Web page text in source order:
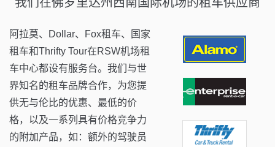
阿拉莫、Dollar、Fox租车、国家
租车和Thrifty Tour在RSW机场租
车中心都设有服务台。我们与世
界知名的租车品牌合作，为您提
供无与伦比的优惠、最低的价
格，以及一系列具有价格竞争力
的附加产品，如：额外的驾驶员